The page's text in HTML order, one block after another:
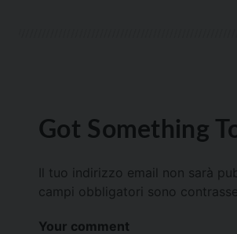
Got Something
Il tuo indirizzo email non sarà
campi obbligatori sono
Your comment